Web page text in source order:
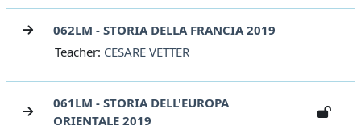
062LM - STORIA DELLA FRANCIA 2019
Teacher: CESARE VETTER
061LM - STORIA DELL'EUROPA
ORIENTALE 2019